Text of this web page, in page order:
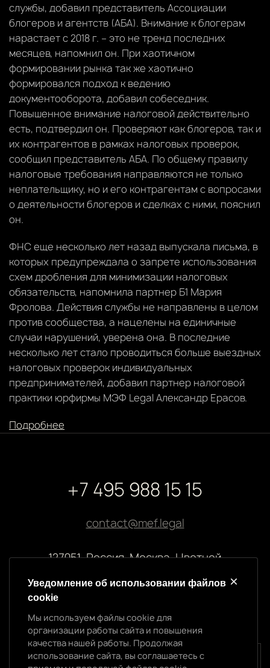
службы, добавил представитель Ассоциации
блогеров и агентств (АБА). Внимание к блогерам
нарастает с 2018 г. – это не тренд последних
месяцев, напомнил он. При хаотичном
формировании рынка так же хаотично
формировался подход к ведению
документооборота, добавил собеседник.
Повышенное внимание налоговой действительно
есть, подтвердил он. Проверяют как блогеров, так и
их контрагентов в рамках налоговых проверок,
сообщил представитель АБА. По общему правилу
налоговые требования направляются не только
неплательщику, но и его контрагентам с вопросами
о деятельности блогеров и сделках с ними, пояснил
он.
ФНС еще несколько лет назад выпускала письма, в
которых предупреждала о запрете использования
схем дробления для минимизации налоговых
обязательств, напомнила партнер Б1 Мария
Фролова. Действия службы не направлены в целом
против сообщества, а нацелены на единичные
случаи нарушений, уверена она. В последние
несколько лет стало проводиться больше выездных
налоговых проверок индивидуальных
предпринимателей, добавил партнер налоговой
практики юрфирмы МЭФ Legal Александр Ерасов.
Подробнее
+7 495 988 15 15
contact@mef.legal
127051, Россия, Москва, Цветной
Реквизиты компании
ООО “МЭФ ЛИГАЛ”
ИНН 7704874992
ОГРН 5147746145718
Уведомление об использовании cookie
Уведомление об использовании файлов
cookie
Мы используем файлы cookie для
организации работы сайта и повышения
качества нашей работы. Продолжая
использование сайта, вы соглашаетесь с